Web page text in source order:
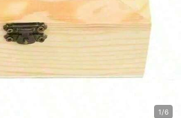
1/6